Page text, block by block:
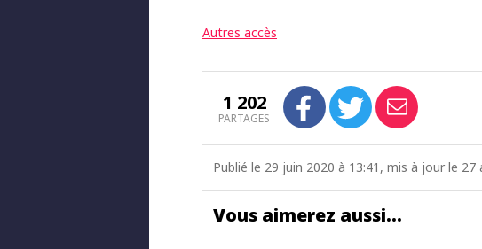
Autres accès
1 202
PARTAGES
Publié le 29 juin 2020 à 13:41, mis à jour le
Vous aimerez aussi…